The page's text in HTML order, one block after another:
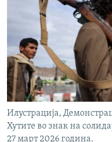
Илустрација,
Хутите во знак на
27 март 2026 година.